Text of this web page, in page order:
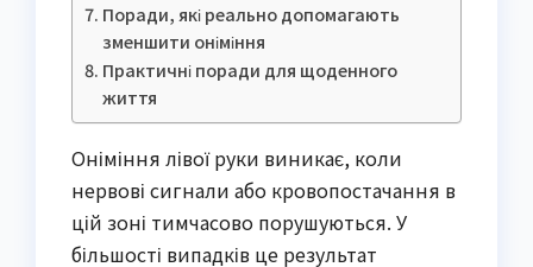
Поради, які реально допомагають
зменшити оніміння
Практичні поради для щоденного
життя
Оніміння лівої руки виникає, коли
нервові сигнали або кровопостачання в
цій зоні тимчасово порушуються. У
більшості випадків це результат